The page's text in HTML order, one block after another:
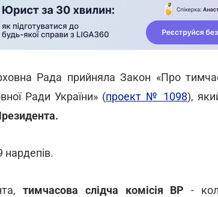
Рада прийняла Закон «Про
Ради України» (проект № 1098),
нардепів.
тимчасова слідча комісія ВР -